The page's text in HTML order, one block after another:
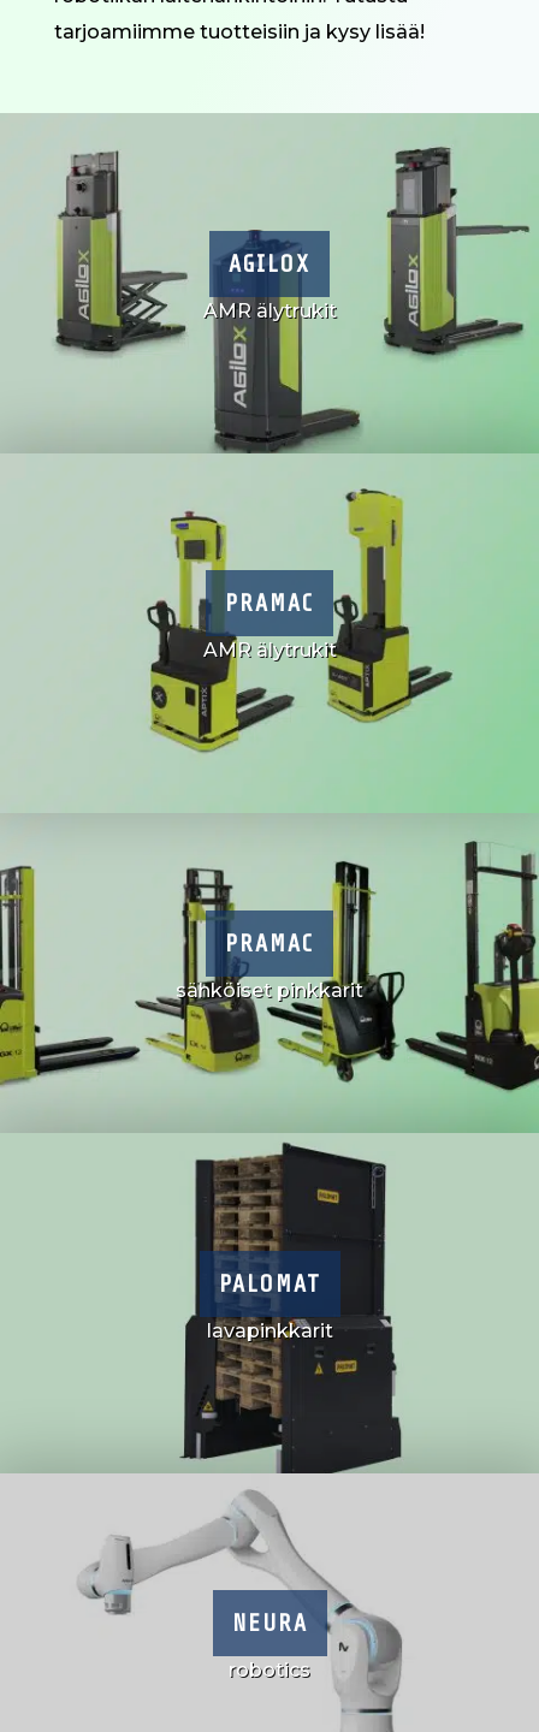
tarjoamiimme tuotteisiin ja kysy lisää!
AGILOX
AMR älytrukit
PRAMAC
AMR älytrukit
PRAMAC
sähköiset pinkkarit
PALOMAT
lavapinkkarit
NEURA
robotics